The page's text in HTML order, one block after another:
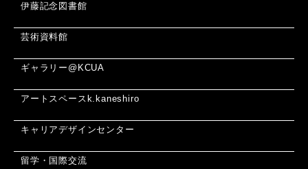
伊藤記念図書館
芸術資料館
ギャラリー@KCUA
アートスペースk.kaneshiro
キャリアデザインセンター
留学・国際交流